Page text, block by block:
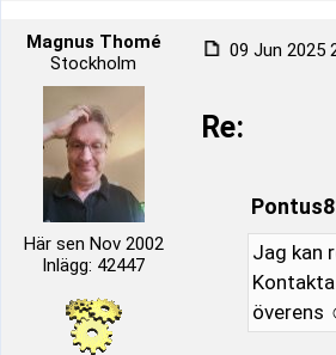
Magnus Thomé
Stockholm
Här sen Nov 2002
Inlägg: 42447
09 Jun 2025
Re:
Jag kan
överens